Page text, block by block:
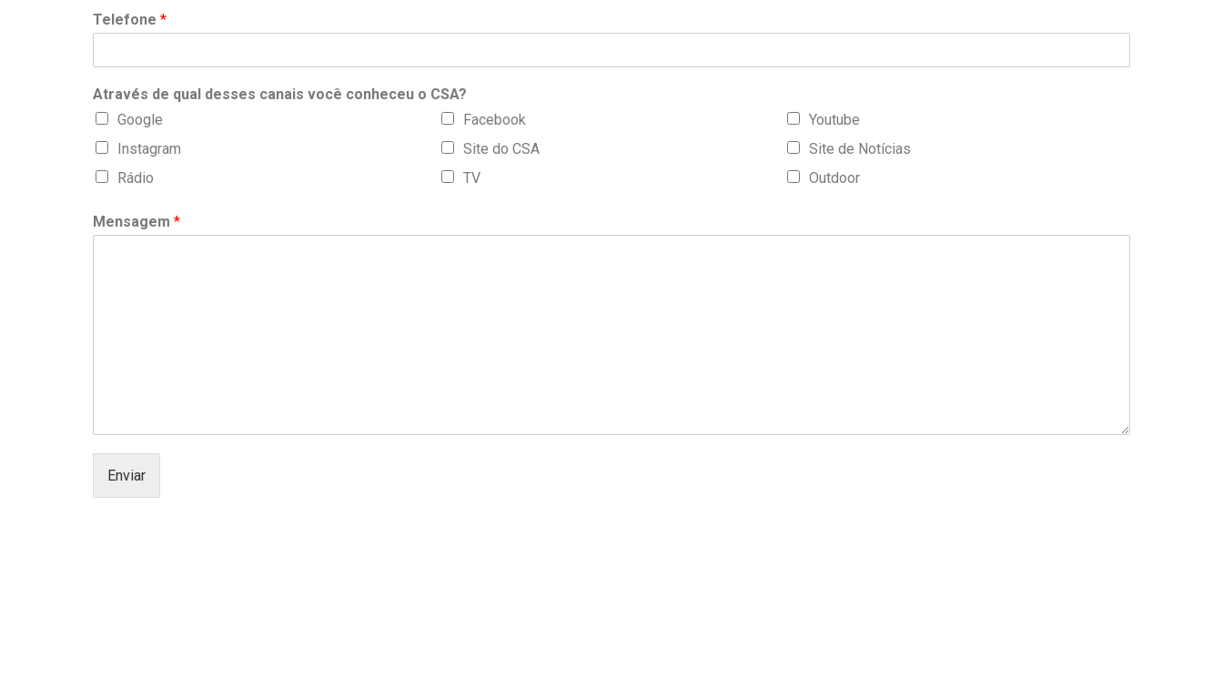
Telefone *
Através de qual desses canais você conheceu o CSA?
Google
Facebook
Youtube
Instagram
Site do CSA
Site de Notícias
Rádio
TV Outdoor
Mensagem *
Enviar